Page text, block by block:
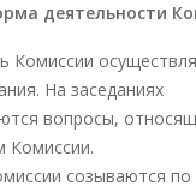
деятельности
Комиссии
На заседаниях
вопросы,
Комиссии.
созываются по